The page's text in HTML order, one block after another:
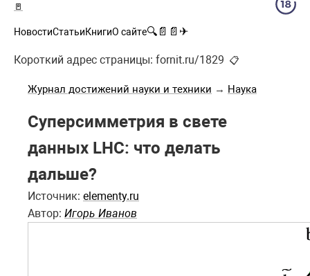
🚪
НовостиСтатьиКнигиО сайте🔍 📄 📄 ✈
Короткий адрес страницы: fornit.ru/1829 📋
Журнал достижений науки и техники → Наука
Суперсимметрия в свете
данных LHC: что делать
дальше?
Источник: elementy.ru
Автор: Игорь Иванов